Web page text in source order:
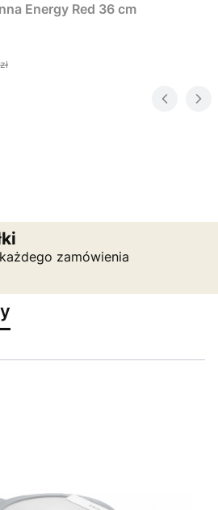
Energy Red 36 cm
zamówienia